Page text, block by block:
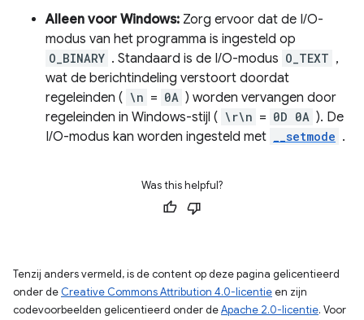
Alleen voor Windows: Zorg ervoor dat de I/O-
modus van het programma is ingesteld op
O_BINARY . Standaard is de I/O-modus O_TEXT ,
wat de berichtindeling verstoort doordat
regeleinden ( \n = 0A ) worden vervangen door
regeleinden in Windows-stijl ( \r\n = 0D 0A ). De
I/O-modus kan worden ingesteld met __setmode .
Was this helpful?
Tenzij anders vermeld, is de content op deze pagina gelicentieerd
onder de Creative Commons Attribution 4.0-licentieen zijn
codevoorbeelden gelicentieerd onder deApache 2.0-licentie. Voor